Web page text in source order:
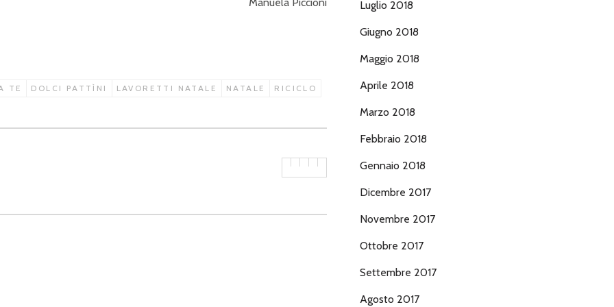
TE DOLCI PATTÌNI LAVORETTI NATALE NATALE RICICLO
Luglio 2018
Giugno 2018
Maggio 2018
Aprile 2018
Marzo 2018
Febbraio 2018
Gennaio 2018
Dicembre 2017
Novembre 2017
Ottobre 2017
Settembre 2017
Agosto 2017